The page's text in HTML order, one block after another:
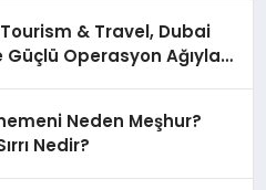
& Travel, Dubai
Güçlü Operasyon Ağıyla
Neden Meşhur?
Nedir?